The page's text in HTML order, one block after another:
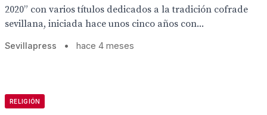
2020” con varios títulos dedicados a la tradición cofrade
sevillana, iniciada hace unos cinco años con...
Sevillapress • hace 4 meses
RELIGIÓN